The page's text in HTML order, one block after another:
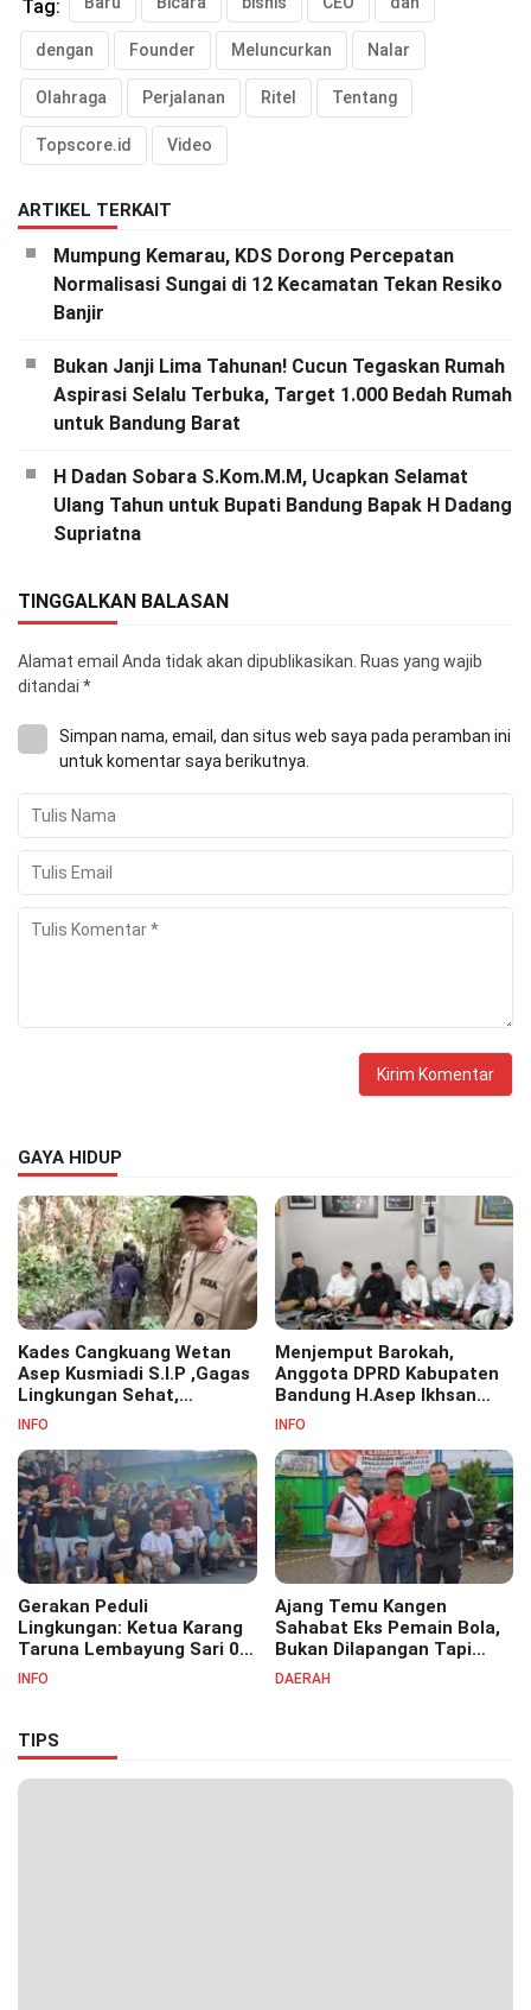
Tag:
dengan Founder Meluncurkan Nalar
Olahraga Perjalanan Ritel Tentang
Topscore.id Video
ARTIKEL TERKAIT
Mumpung Kemarau, KDS Dorong Percepatan
Normalisasi Sungai di 12 Kecamatan Tekan Resiko
Banjir
Bukan Janji Lima Tahunan! Cucun Tegaskan Rumah
Aspirasi Selalu Terbuka, Target 1.000 Bedah Rumah
untuk Bandung Barat
H Dadan Sobara S.Kom.M.M, Ucapkan Selamat
Ulang Tahun untuk Bupati Bandung Bapak H Dadang
Supriatna
TINGGALKAN BALASAN
Alamat email Anda tidak akan dipublikasikan. Ruas yang wajib
ditandai *
Simpan nama, email, dan situs web saya pada peramban ini
untuk komentar saya berikutnya.
GAYA HIDUP
Kades Cangkuang Wetan
Asep Kusmiadi S.I.P ,Gagas
Lingkungan Sehat,
Bersihkan Saluran Air di RW
INFO
Menjemput Barokah,
Anggota DPRD Kabupaten
Bandung H.Asep Ikhsan
S.Pd.M.M Hadiri Haul Akbar
Pesantren Cipasung.
INFO
Gerakan Peduli
Lingkungan: Ketua Karang
Taruna Lembayung Sari 09
Irvan Permana Ajak
INFO
Ajang Temu Kangen
Sahabat Eks Pemain Bola,
Bukan Dilapangan Tapi
Ditongkrongan
DAERAH
TIPS